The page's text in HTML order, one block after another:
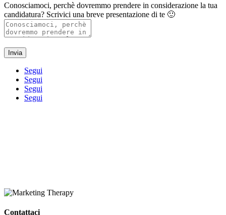
Conosciamoci, perchè dovremmo prendere in considerazione la tua
candidatura? Scrivici una breve presentazione di te 🙂
Invia
Segui
Segui
Segui
Segui
Contattaci